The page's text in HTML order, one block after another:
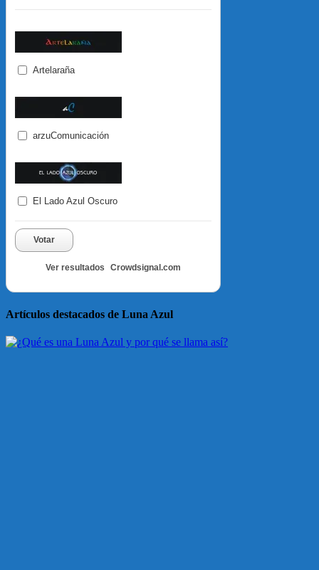
Artelaraña
arzuComunicación
El Lado Azul Oscuro
Votar
Ver resultados Crowdsignal.com
Artículos destacados de Luna Azul